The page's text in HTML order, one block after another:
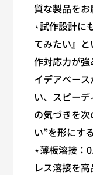
質な製品をお
⋆試作設計に
てみたい』
作対応力が
イデアベー
い、スピー
の気づきを
い”を形にす
⋆薄板溶接：
レス溶接を